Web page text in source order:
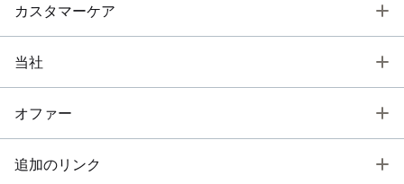
カスタマーケア
当社
オファー
追加のリンク